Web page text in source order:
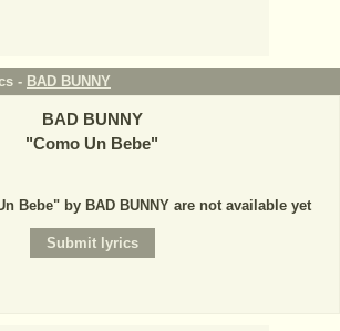
- BAD BUNNY
BAD BUNNY
"Como Un Bebe"
Bebe" by BAD BUNNY are not available yet